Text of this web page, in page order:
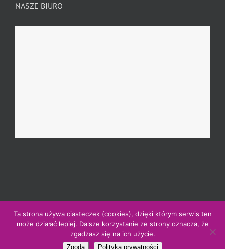
NASZE BIURO
© Copyright 2000 - 2021 |Polityka prywatności|Mapa witryny
|Regulamin vouchera TplusT
FacebookLinkedInInstagram
Email
Ta strona używa ciasteczek (cookies), dzięki którym serwis ten
może działać lepiej. Dalsze korzystanie ze strony oznacza, że
zgadzasz się na ich użycie.
Zgoda Polityka prywatności